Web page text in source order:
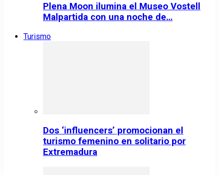
Plena Moon ilumina el Museo Vostell
Malpartida con una noche de…
Turismo
Dos ‘influencers’ promocionan el
turismo femenino en solitario por
Extremadura